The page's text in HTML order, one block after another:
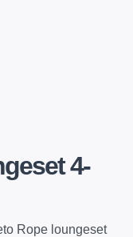
4-
Rope loungeset